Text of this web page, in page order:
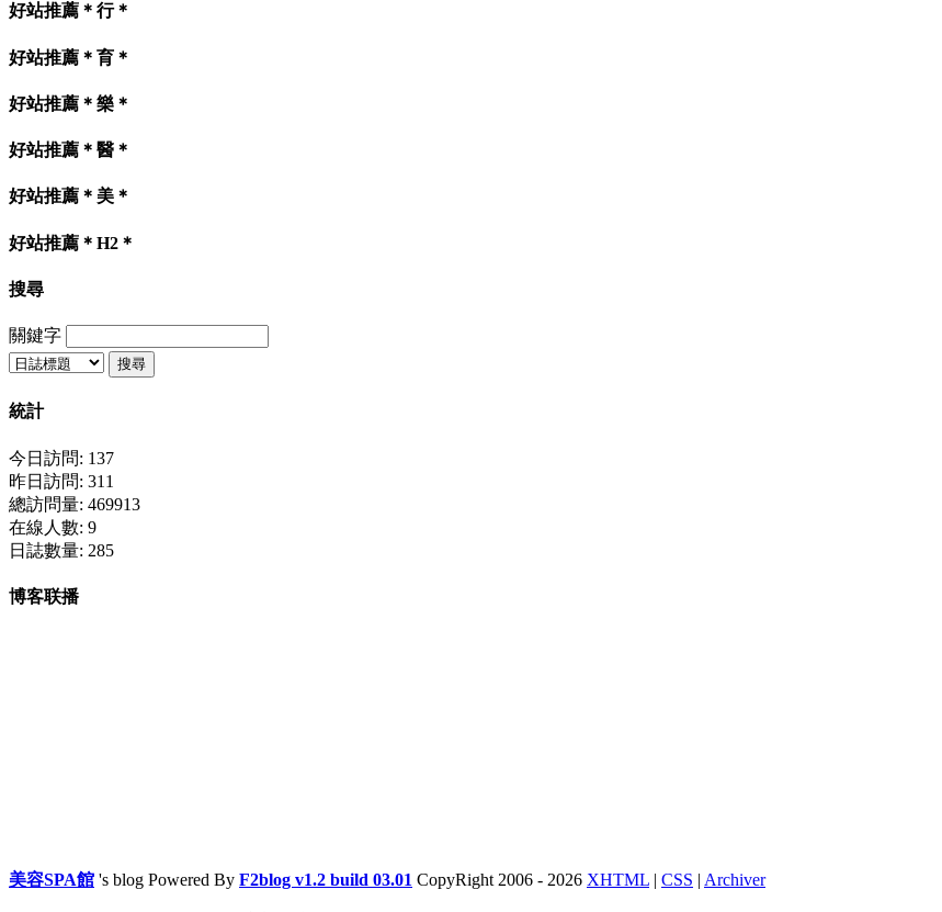
好站推薦＊行＊
好站推薦＊育＊
好站推薦＊樂＊
好站推薦＊醫＊
好站推薦＊美＊
好站推薦＊H2＊
搜尋
關鍵字
統計
今日訪問: 137
昨日訪問: 311
總訪問量: 469913
在線人數: 9
日誌數量: 285
博客联播
美容SPA館 's blog Powered By F2blog v1.2 build 03.01 CopyRight 2006 - 2026 XHTML | CSS | Archiver